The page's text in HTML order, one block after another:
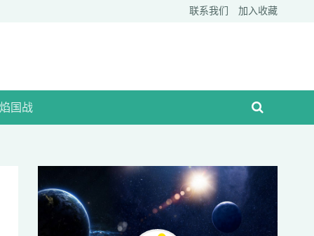
联系我们 加入收藏
国战